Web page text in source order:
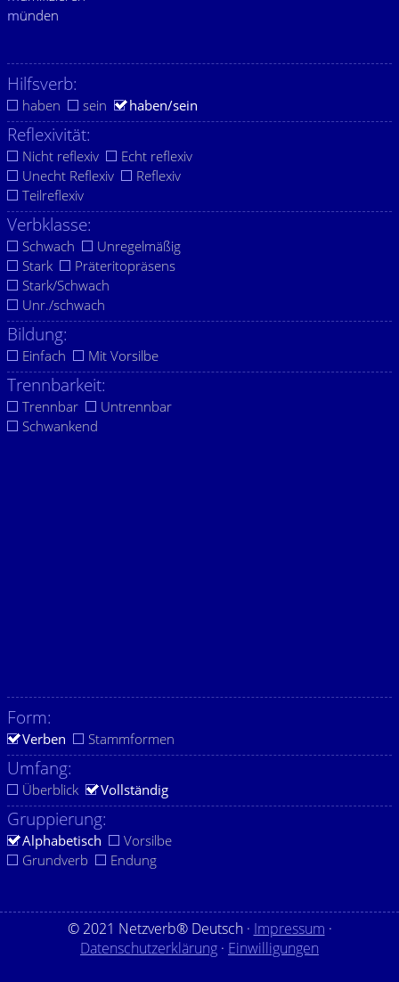
münden
Hilfsverb:
haben sein haben/sein
Reflexivität:
Nicht reflexiv
Echt reflexiv
Unecht Reflexiv
Reflexiv
Teilreflexiv
Verbklasse:
Schwach
Unregelmäßig
Stark
Präteritopräsens
Stark/Schwach
Unr./schwach
Bildung:
Einfach Mit Vorsilbe
Trennbarkeit:
Trennbar
Untrennbar
Schwankend
Form:
Verben Stammformen
Umfang:
Überblick Vollständig
Gruppierung:
Alphabetisch
Vorsilbe
Grundverb
Endung
© 2021 Netzverb® Deutsch · Impressum ·
Datenschutzerklärung · Einwilligungen